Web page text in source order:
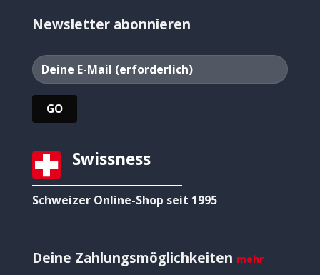
Newsletter abonnieren
Swissness
Schweizer Online-Shop seit 1995
Deine Zahlungsmöglichkeiten mehr